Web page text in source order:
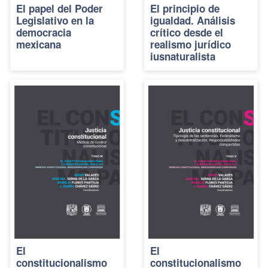
El papel del Poder
Legislativo en la
democracia
mexicana
El principio de
igualdad. Análisis
crítico desde el
realismo jurídico
iusnaturalista
El
constitucionalismo
El
constitucionalismo